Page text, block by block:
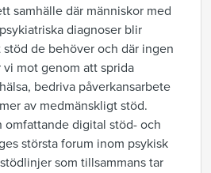
samhälle där människor med
diagnoser blir
de behöver och där ingen
vi mot genom att sprida
bedriva påverkansarbete
av medmänskligt stöd.
omfattande digital stöd- och
största forum inom psykisk
som tillsammans tar